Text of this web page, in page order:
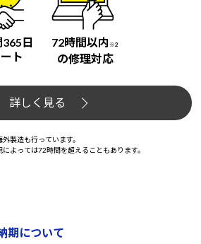
日
ト
72時間以内 ※2
の修理対応
詳しく見る
製造も行っています。
よっては72時間を超えることもあります。
期について